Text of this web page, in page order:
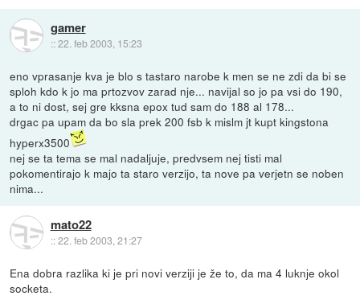
gamer
::22. feb 2003, 15:23
eno vprasanje kva je blo s tastaro narobe k men se ne zdi da bi se
sploh kdo k jo ma prtozvov zarad nje... navijal so jo pa vsi do 190,
a to ni dost, sej gre kksna epox tud sam do 188 al 178...
drgac pa upam da bo sla prek 200 fsb k mislm jt kupt kingstona
hyperx3500
nej se ta tema se mal nadaljuje, predvsem nej tisti mal
pokomentirajo k majo ta staro verzijo, ta nove pa verjetn se noben
nima...
mato22
::22. feb 2003, 21:27
Ena dobra razlika ki je pri novi verziji je že to, da ma 4 luknje okol
socketa.